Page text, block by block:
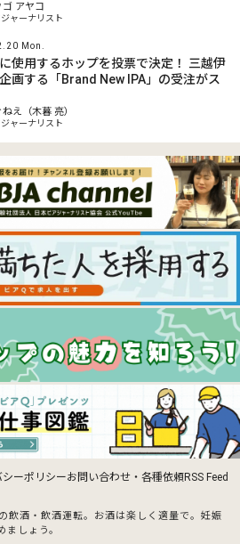
ゴ アヤコ
ジャーナリスト
Mon.
使用するホップを投票で決定！ 三越伊
画する「Brand New IPA」の受注がス
ねえ（木暮 亮）
ジャーナリスト
シーポリシーお問い合わせ・各種依頼RSS Feed
飲酒・飲酒運転。お酒は楽しく適量で。 妊娠
ましょう。